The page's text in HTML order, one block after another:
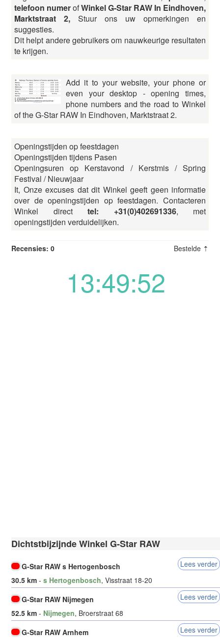
telefoon numerofWinkel G-Star RAW In Eindhoven,
Marktstraat 2, Stuur ons uw opmerkingen en
suggesties.
Dit helpt andere gebruikers om nauwkeurige resultaten
te krijgen.
Add it to your website, your phone or
even your desktop - opening times,
phone numbers and the road to Winkel
of the G-Star RAW In Eindhoven, Marktstraat 2.
Openingstijden op feestdagen
Openingstijden tijdens Pasen
Openingsuren op Kerstavond / Kerstmis / Spring
Festival / Nieuwjaar
It, Onze excuses dat dit Winkel geeft geen informatie
over de openingstijden op feestdagen. Contacteren
Winkel direct tel: +31(0)402691336, met
openingstijden verduidelijken.
Recensies: 0 Bestelde ⇡
13:49:52
Dichtstbijzijnde Winkel G-Star RAW
G-Star RAW s Hertogenbosch
Lees verder
30.5 km - s Hertogenbosch, Visstraat 18-20
G-Star RAW Nijmegen
Lees verder
52.5 km - Nijmegen, Broerstraat 68
G-Star RAW Arnhem
Lees verder